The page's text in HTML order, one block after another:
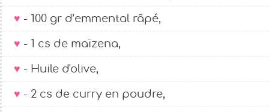
- 100 gr d’emmental râpé,
- 1 cs de maïzena,
- Huile d'olive,
- 2 cs de curry en poudre,